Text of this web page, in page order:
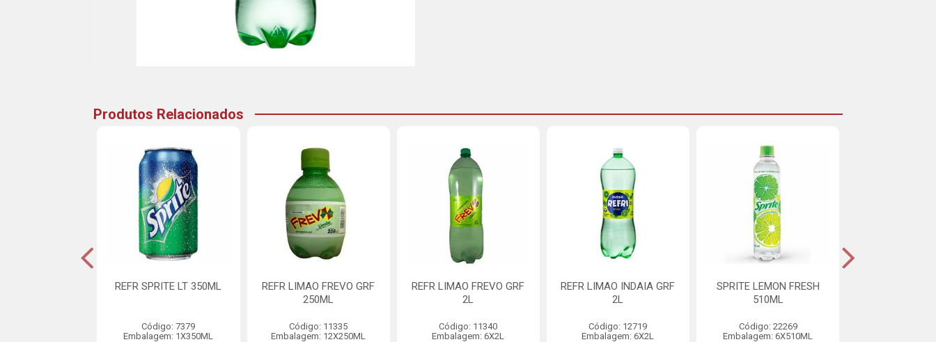
Produtos Relacionados
REFR SPRITE LT 350ML
Código: 7379
Embalagem: 1X350ML
REFR LIMAO FREVO GRF
250ML
Código: 11335
Embalagem: 12X250ML
REFR LIMAO FREVO GRF
2L
Código: 11340
Embalagem: 6X2L
REFR LIMAO INDAIA GRF
2L
Código: 12719
Embalagem: 6X2L
SPRITE LEMON FRESH
510ML
Código: 22269
Embalagem: 6X510ML